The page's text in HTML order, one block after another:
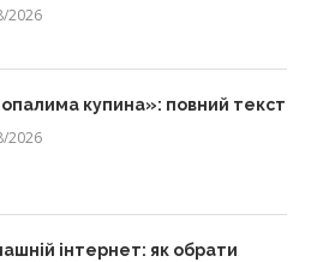
2026
купина»: повний текст
2026
інтернет: як обрати